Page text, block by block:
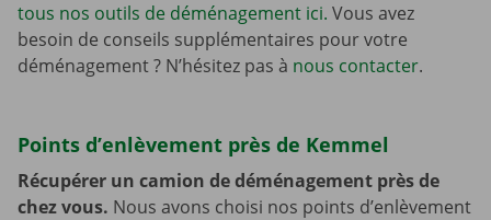
tous nos outils de déménagement ici. Vous avez
besoin de conseils supplémentaires pour votre
déménagement ? N’hésitez pas à nous contacter.
Points d’enlèvement près de Kemmel
Récupérer un camion de déménagement près de
chez vous. Nous avons choisi nos points d’enlèvement